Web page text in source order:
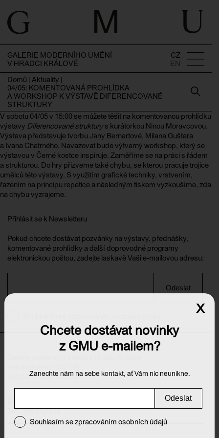
GALERIE MODERNÍHO UMĚNÍ
V HRADCI KRÁLOVÉ
CZ
EN
Domů | Aktuality |
04/05: KOMENTOVANÁ PROHLÍDKA
A WORKSHOP K VÝSTAVĚ DIFERENCOVANÉ
STRUKTURY
V sobotu 04/05 v 15:00 se můžete těšit na komentovanou prohlídku
výstavy Diferencované strukturys kurátorkou Ninou Moravcovou.
Výstava představuje tvorbu Jany Bernartové, Milana Guštara
a Ivana Chatrného. Navazovat bude výtvarný workshop, který se
výstavou v Černé kostce inspiruje. Zaměříme se na práci s řádem
a strukturou. Do hry přizveme také chybu, se kterou pracuje trojice
umělců této výstavy. S využitím grafické techniky, vrstvením,
řazením na principu repetice a následným tiskem vyzkoušíme, zda
na chybu vyzrajeme.
Přihlásit se k Newsletteru
Pokud chcete dostávat pozvánky na výstavy, přednášky,
komentované prohlídky a další doprovodné programy
elektronickou poštou, zadejte laskavě Vaši e-mailovou adresu:
Odeslat
500 03 Hradec Králové
Tel.: 495 512 538
Chcete dostávat novinky
z GMU e-mailem?
Zanechte nám na sebe kontakt, ať Vám nic neunikne.
Odeslat
Souhlasím se zpracováním osobních údajů
x